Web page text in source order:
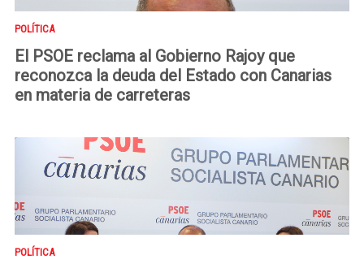
POLÍTICA
El PSOE reclama al Gobierno Rajoy que
reconozca la deuda del Estado con Canarias
en materia de carreteras
POLÍTICA